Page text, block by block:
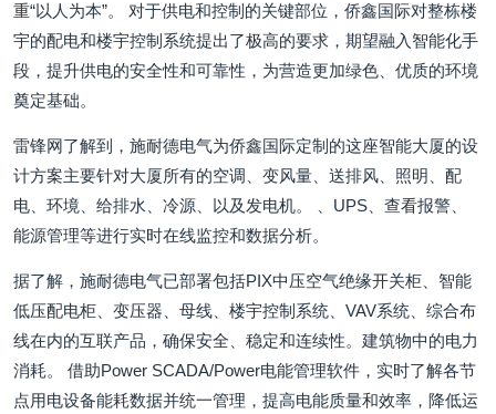
重“以人为本”。 对于供电和控制的关键部位，侨鑫国际对整栋楼
宇的配电和楼宇控制系统提出了极高的要求，期望融入智能化手
段，提升供电的安全性和可靠性，为营造更加绿色、优质的环境
奠定基础。
雷锋网了解到，施耐德电气为侨鑫国际定制的这座智能大厦的设
计方案主要针对大厦所有的空调、变风量、送排风、照明、配
电、环境、给排水、冷源、以及发电机。 、UPS、查看报警、
能源管理等进行实时在线监控和数据分析。
据了解，施耐德电气已部署包括PIX中压空气绝缘开关柜、智能
低压配电柜、变压器、母线、楼宇控制系统、VAV系统、综合布
线在内的互联产品，确保安全、稳定和连续性。建筑物中的电力
消耗。 借助Power SCADA/Power电能管理软件，实时了解各节
点用电设备能耗数据并统一管理，提高电能质量和效率，降低运